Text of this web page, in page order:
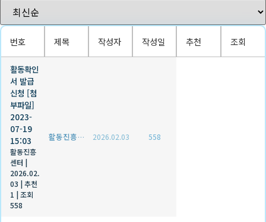
번호 제목 작성자 작성일 추천 조회
활동확인
서 발급
신청 [첨
부파일]
2023-
07-19
15:03
활동진흥
센터 |
2026.02.
03 |추천
1 |조회
558
활동진흥센터 2026.02.03 558